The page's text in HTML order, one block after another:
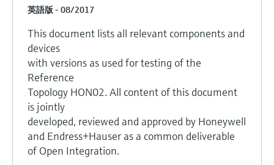
英語版 - 08/2017
This document lists all relevant components and
devices
with versions as used for testing of the
Reference
Topology HON02. All content of this document
is jointly
developed, reviewed and approved by Honeywell
and Endress+Hauser as a common deliverable
of Open Integration.